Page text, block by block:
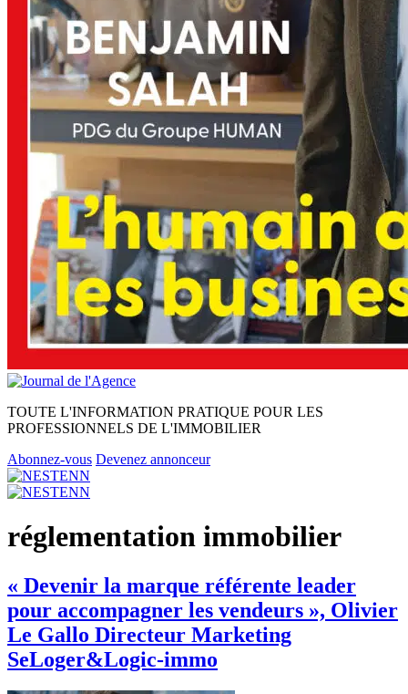
TOUTE L'INFORMATION PRATIQUE POUR LES
PROFESSIONNELS DE L'IMMOBILIER
Abonnez-vous Devenez annonceur
réglementation immobilier
« Devenir la marque référente leader
pour accompagner les vendeurs », Olivier
Le Gallo Directeur Marketing
SeLoger&Logic-immo